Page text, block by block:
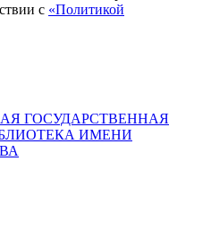
с «Политикой
ГОСУДАРСТВЕННАЯ
ИМЕНИ